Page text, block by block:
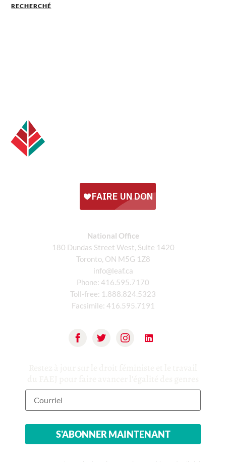
RECHERCHÉ
National Office
180 Dundas Street West, Suite 1420
Toronto, ON M5G 1Z8
info@leaf.ca
Phone: 416.595.7170
Toll-free: 1.888.824.5323
Facsimile: 416.595.7191